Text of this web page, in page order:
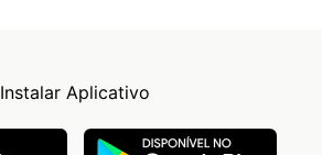
Instalar Aplicativo